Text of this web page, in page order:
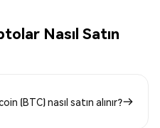
Nasıl Satın
(BTC) nasıl satın alınır?